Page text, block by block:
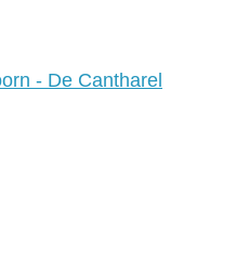
- De Cantharel